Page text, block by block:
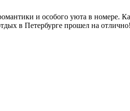
и особого уюта в номере.
в Петербурге прошел на отлично!